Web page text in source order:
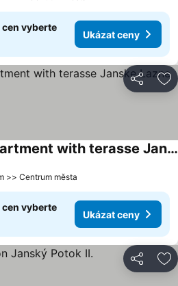
vyberte
Ukázat ceny
Sdílet
Ski&Bike Family Apartment with terasse Janske Lazne
>> Centrum města
vyberte
Ukázat ceny
Sdílet